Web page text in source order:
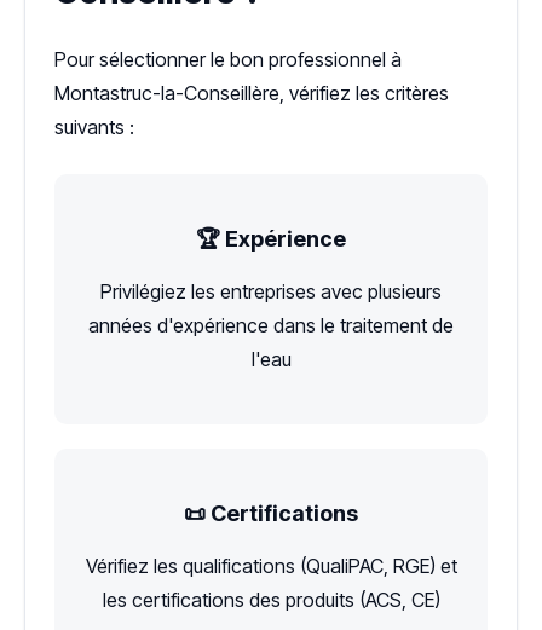
Pour sélectionner le bon professionnel à
Montastruc-la-Conseillère, vérifiez les critères
suivants :
🏆 Expérience
Privilégiez les entreprises avec plusieurs
années d'expérience dans le traitement de
l'eau
📜 Certifications
Vérifiez les qualifications (QualiPAC, RGE) et
les certifications des produits (ACS, CE)